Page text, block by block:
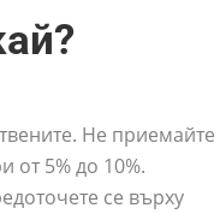
Не приемайте
от 5% до 10%.
се върху